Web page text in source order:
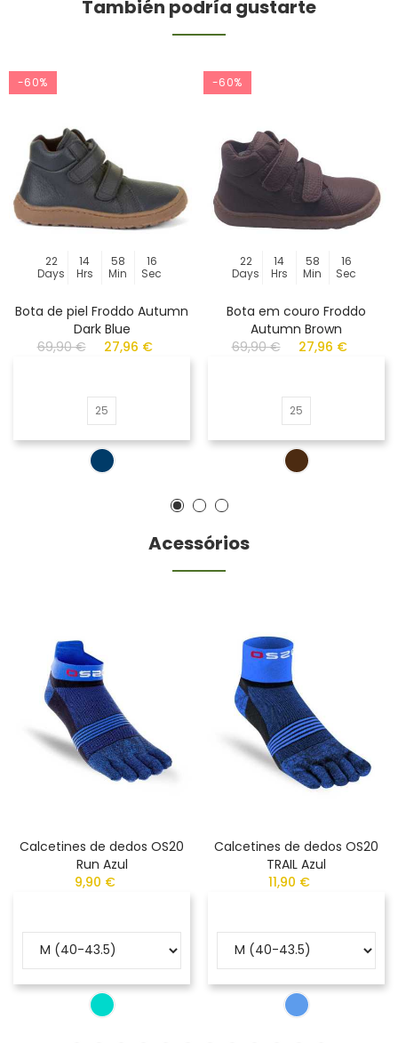
También podría gustarte
-60%
22
Days
14
Hrs
58
Min
16
Sec
Bota de piel Froddo Autumn
Dark Blue
69,90 €
27,96 €
25
-60%
22
Days
14
Hrs
58
Min
16
Sec
Bota em couro Froddo
Autumn Brown
69,90 €
27,96 €
25
Acessórios
Calcetines de dedos OS20
Run Azul
9,90 €
Calcetines de dedos OS20
TRAIL Azul
11,90 €